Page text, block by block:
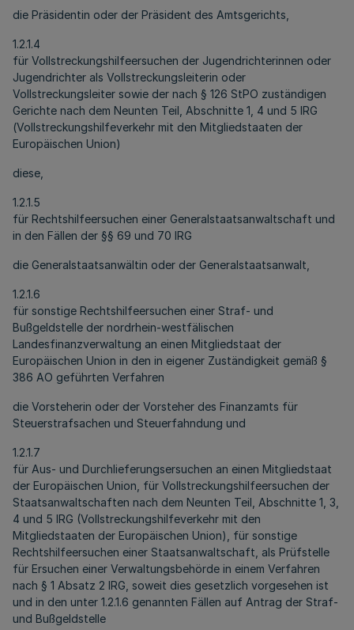
die Präsidentin oder der Präsident des Amtsgerichts,
1.2.1.4
für Vollstreckungshilfeersuchen der Jugendrichterinnen oder
Jugendrichter als Vollstreckungsleiterin oder
Vollstreckungsleiter sowie der nach § 126 StPO zuständigen
Gerichte nach dem Neunten Teil, Abschnitte 1, 4 und 5 IRG
(Vollstreckungshilfeverkehr mit den Mitgliedstaaten der
Europäischen Union)
diese,
1.2.1.5
für Rechtshilfeersuchen einer Generalstaatsanwaltschaft und
in den Fällen der §§ 69 und 70 IRG
die Generalstaatsanwältin oder der Generalstaatsanwalt,
1.2.1.6
für sonstige Rechtshilfeersuchen einer Straf- und
Bußgeldstelle der nordrhein-westfälischen
Landesfinanzverwaltung an einen Mitgliedstaat der
Europäischen Union in den in eigener Zuständigkeit gemäß §
386 AO geführten Verfahren
die Vorsteherin oder der Vorsteher des Finanzamts für
Steuerstrafsachen und Steuerfahndung und
1.2.1.7
für Aus- und Durchlieferungsersuchen an einen Mitgliedstaat
der Europäischen Union, für Vollstreckungshilfeersuchen der
Staatsanwaltschaften nach dem Neunten Teil, Abschnitte 1, 3,
4 und 5 IRG (Vollstreckungshilfeverkehr mit den
Mitgliedstaaten der Europäischen Union), für sonstige
Rechtshilfeersuchen einer Staatsanwaltschaft, als Prüfstelle
für Ersuchen einer Verwaltungsbehörde in einem Verfahren
nach § 1 Absatz 2 IRG, soweit dies gesetzlich vorgesehen ist
und in den unter 1.2.1.6 genannten Fällen auf Antrag der Straf-
und Bußgeldstelle